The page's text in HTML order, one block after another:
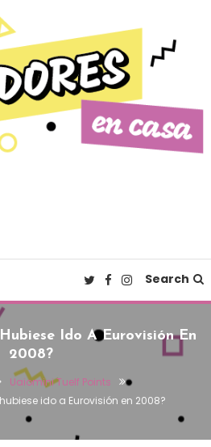
Search
Ido A Eurovisión En
2008?
Uaiomini Tuelf Points
ido a Eurovisión en 2008?